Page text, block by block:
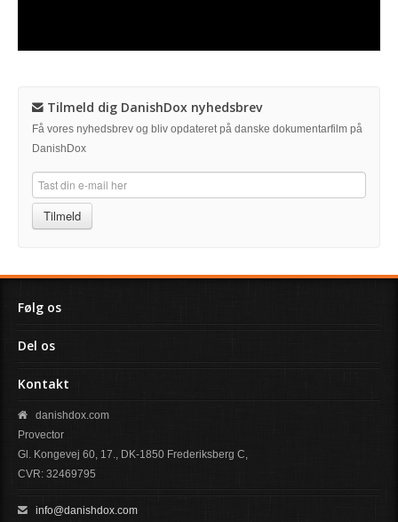
Tilmeld dig DanishDox nyhedsbrev
Få vores nyhedsbrev og bliv opdateret på danske dokumentarfilm på
DanishDox
Tilmeld
Følg os
Del os
Kontakt
danishdox.com
Provector
Gl. Kongevej 60, 17., DK-1850 Frederiksberg C,
CVR: 32469795
info@danishdox.com